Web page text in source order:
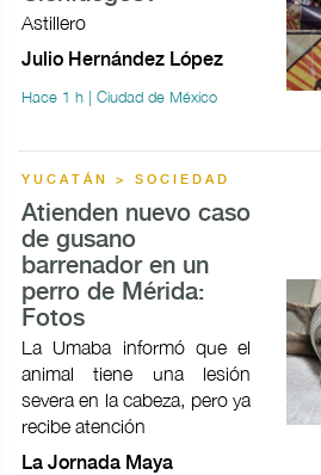
Astillero
Julio Hernández López
Hace 1 h | Ciudad de México
YUCATÁN > SOCIEDAD
Atienden nuevo caso
de gusano
barrenador en un
perro de Mérida:
Fotos
La Umaba informó que el
animal tiene una lesión
severa en la cabeza, pero ya
recibe atención
La Jornada Maya